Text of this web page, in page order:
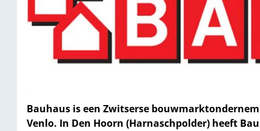
Bauhaus is een Zwitserse
Venlo. In Den Hoorn (Harnaschpolder) heeft